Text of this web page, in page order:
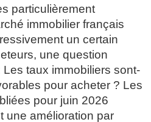
particulièrement
immobilier français
un certain
une question
taux immobiliers sont-
pour acheter ? Les
pour juin 2026
une amélioration par